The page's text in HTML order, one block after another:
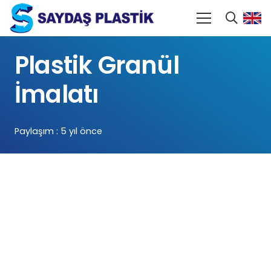
Plastik Granül
İmalatı
Paylaşım : 5 yıl önce